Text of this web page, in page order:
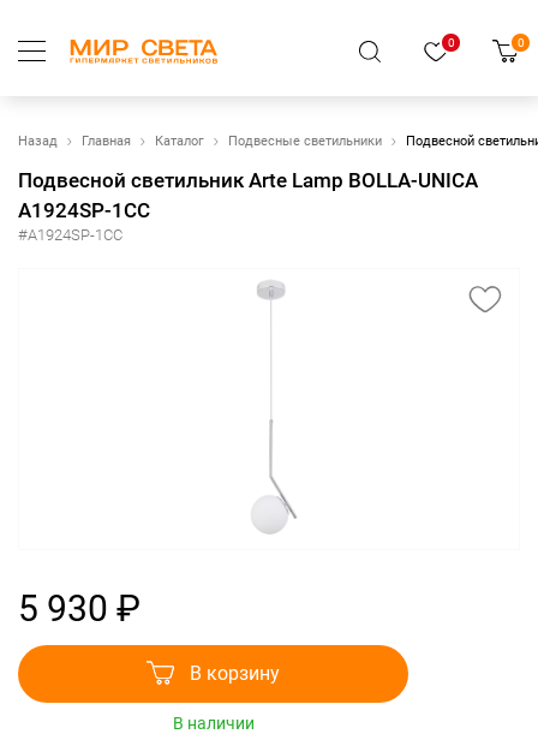
0 0
Назад Главная Каталог Подвесные светильники Подвесной
Подвесной светильник Arte Lamp BOLLA-UNICA
A1924SP-1CC
#A1924SP-1CC
5 930 ₽
В корзину
В наличии